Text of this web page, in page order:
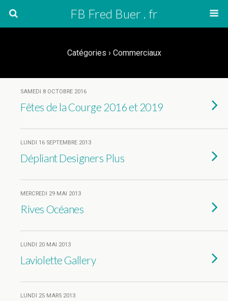
FB Fred Buer . fr
Catégories › Commerciaux
SAMEDI 8 OCTOBRE 2016
Fêtes de la Courge 2016 et 2019
LUNDI 16 SEPTEMBRE 2013
Dépliant Designers Plus
MERCREDI 29 MAI 2013
Rives Océanes
LUNDI 20 MAI 2013
Laviolette Gallery
LUNDI 25 MARS 2013